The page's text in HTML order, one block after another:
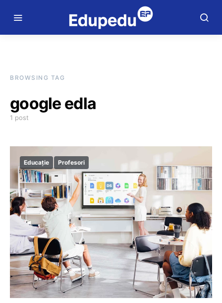
BROWSING TAG
google edla
1 post
Educație Profesori